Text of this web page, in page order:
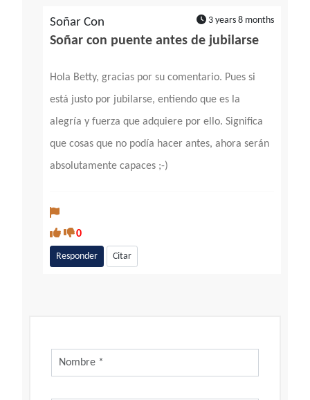
Soñar Con 3 years 8 months
Soñar con puente antes de jubilarse
Hola Betty, gracias por su comentario. Pues si
está justo por jubilarse, entiendo que es la
alegría y fuerza que adquiere por ello. Significa
que cosas que no podía hacer antes, ahora serán
absolutamente capaces ;-)
0
Responder Citar